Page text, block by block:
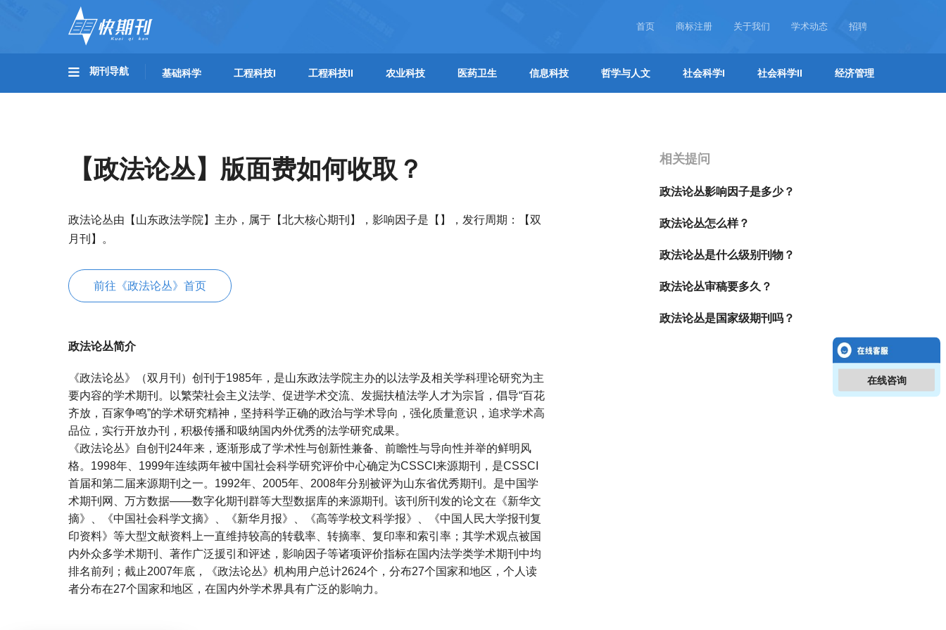
首页 商标注册 关于我们 学术动态 招聘
期刊导航 基础科学 工程科技I 工程科技II 农业科技 医药卫生 信息科技 哲学与人文 社会科学I 社会科学II 经济管理
【政法论丛】版面费如何收取？
政法论丛由【山东政法学院】主办，属于【北大核心期刊】，影响因子是【】，发行周期：【双
月刊】。
前往《政法论丛》首页
政法论丛简介
《政法论丛》（双月刊）创刊于1985年，是山东政法学院主办的以法学及相关学科理论研究为主
要内容的学术期刊。以繁荣社会主义法学、促进学术交流、发掘扶植法学人才为宗旨，倡导“百花
齐放，百家争鸣”的学术研究精神，坚持科学正确的政治与学术导向，强化质量意识，追求学术高
品位，实行开放办刊，积极传播和吸纳国内外优秀的法学研究成果。
《政法论丛》自创刊24年来，逐渐形成了学术性与创新性兼备、前瞻性与导向性并举的鲜明风
格。1998年、1999年连续两年被中国社会科学研究评价中心确定为CSSCI来源期刊，是CSSCI
首届和第二届来源期刊之一。1992年、2005年、2008年分别被评为山东省优秀期刊。是中国学
术期刊网、万方数据——数字化期刊群等大型数据库的来源期刊。该刊所刊发的论文在《新华文
摘》、《中国社会科学文摘》、《新华月报》、《高等学校文科学报》、《中国人民大学报刊复
印资料》等大型文献资料上一直维持较高的转载率、转摘率、复印率和索引率；其学术观点被国
内外众多学术期刊、著作广泛援引和评述，影响因子等诸项评价指标在国内法学类学术期刊中均
排名前列；截止2007年底，《政法论丛》机构用户总计2624个，分布27个国家和地区，个人读
者分布在27个国家和地区，在国内外学术界具有广泛的影响力。
相关提问
政法论丛影响因子是多少？
政法论丛怎么样？
政法论丛是什么级别刊物？
政法论丛审稿要多久？
政法论丛是国家级期刊吗？
在线咨询